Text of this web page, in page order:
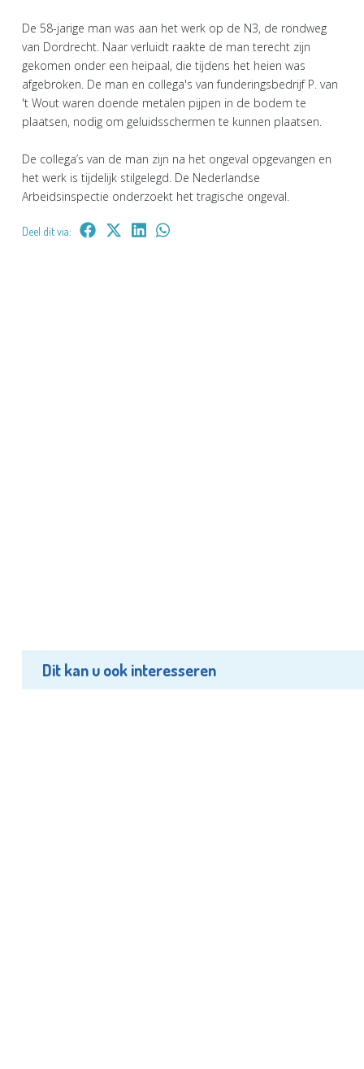
De 58-jarige man was aan het werk op de N3, de rondweg
van Dordrecht. Naar verluidt raakte de man terecht zijn
gekomen onder een heipaal, die tijdens het heien was
afgebroken. De man en collega's van funderingsbedrijf P. van
't Wout waren doende metalen pijpen in de bodem te
plaatsen, nodig om geluidsschermen te kunnen plaatsen.
De collega’s van de man zijn na het ongeval opgevangen en
het werk is tijdelijk stilgelegd. De Nederlandse
Arbeidsinspectie onderzoekt het tragische ongeval.
Deel dit via:
Dit kan u ook interesseren